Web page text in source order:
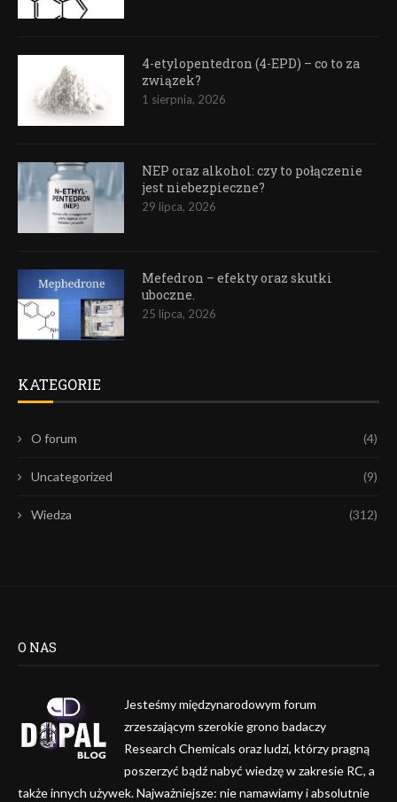
4-etylopentedron (4-EPD) – co to za
związek?
1 sierpnia, 2026
NEP oraz alkohol: czy to połączenie
jest niebezpieczne?
29 lipca, 2026
Mefedron – efekty oraz skutki
uboczne.
25 lipca, 2026
KATEGORIE
O forum (4)
Uncategorized (9)
Wiedza (312)
O NAS
Jesteśmy międzynarodowym forum
zrzeszającym szerokie grono badaczy
Research Chemicals oraz ludzi, którzy pragną
poszerzyć bądź nabyć wiedzę w zakresie RC, a
także innych używek. Najważniejsze: nie namawiamy i absolutnie